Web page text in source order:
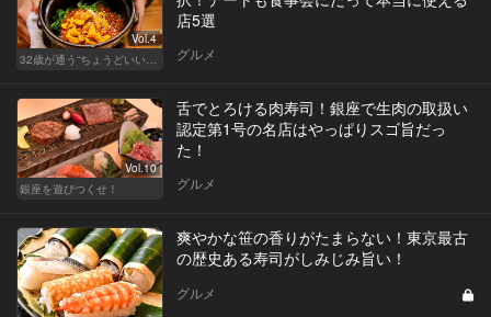
Vol.4
32歳が通う“ちょうどいい”価格の店
店5選
グルメ
Vol.10
銀座を遊びつくせ！
舌でとろける肉寿司！銀座で生肉の取扱い
認定第1号の名店はやっぱりスゴ旨だっ
た！
グルメ
爽やかな笹の香りがたまらない！東京最古
の歴史ある寿司がしみじみ旨い！
グルメ